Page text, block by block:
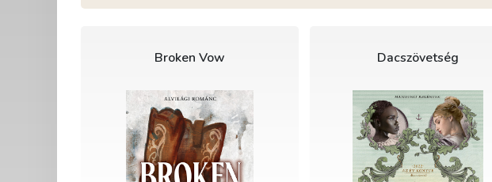
Broken Vow Dacszövetség